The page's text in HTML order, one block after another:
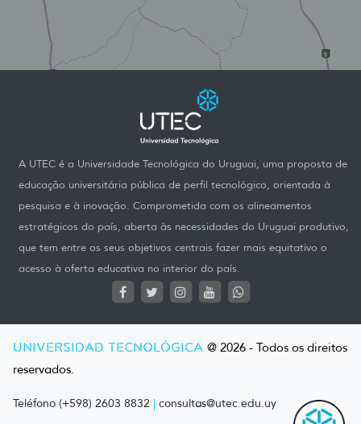
A UTEC é a Universidade Tecnológica do Uruguai, uma proposta de
educação universitária pública de perfil tecnológico, orientada à
pesquisa e à inovação. Comprometida com os alineamentos
estratégicos do país, aberta às necessidades do Uruguai produtivo,
que tem entre os seus objetivos centrais fazer mais equitativo o
acesso à oferta educativa no interior do país.
UNIVERSIDAD TECNOLÓGICA @ 2026 - Todos os direitos
reservados.
Teléfono (+598) 2603 8832 | consultas@utec.edu.uy